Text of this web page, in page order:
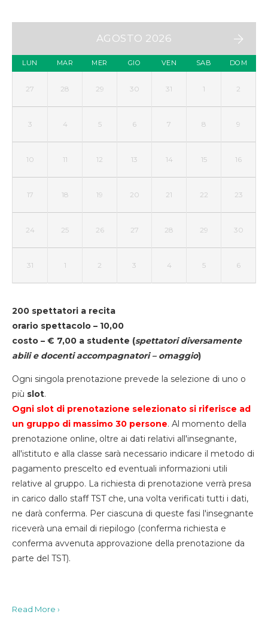
AGOSTO 2026
LUN MAR MER GIO VEN SAB DOM
27 28 29 30 31 1 2
3 4 5 6 7 8 9
10 11 12 13 14 15 16
17 18 19 20 21 22 23
24 25 26 27 28 29 30
31 1 2 3 4 5 6
200 spettatori a recita
orario spettacolo – 10,00
costo – € 7,00 a studente (spettatori diversamente
abili e docenti accompagnatori – omaggio)
Ogni singola prenotazione prevede la selezione di uno o
più slot.
Ogni slot di prenotazione selezionato si riferisce ad
un gruppo di massimo 30 persone. Al momento della
prenotazione online, oltre ai dati relativi all'insegnante,
all'istituto e alla classe sarà necessario indicare il metodo di
pagamento prescelto ed eventuali informazioni utili
relative al gruppo. La richiesta di prenotazione verrà presa
in carico dallo staff TST che, una volta verificati tutti i dati,
ne darà conferma. Per ciascuna di queste fasi l'insegnante
riceverà una email di riepilogo (conferma richiesta e
conferma avvenuta approvazione della prenotazione da
parte del TST).
Read More ›